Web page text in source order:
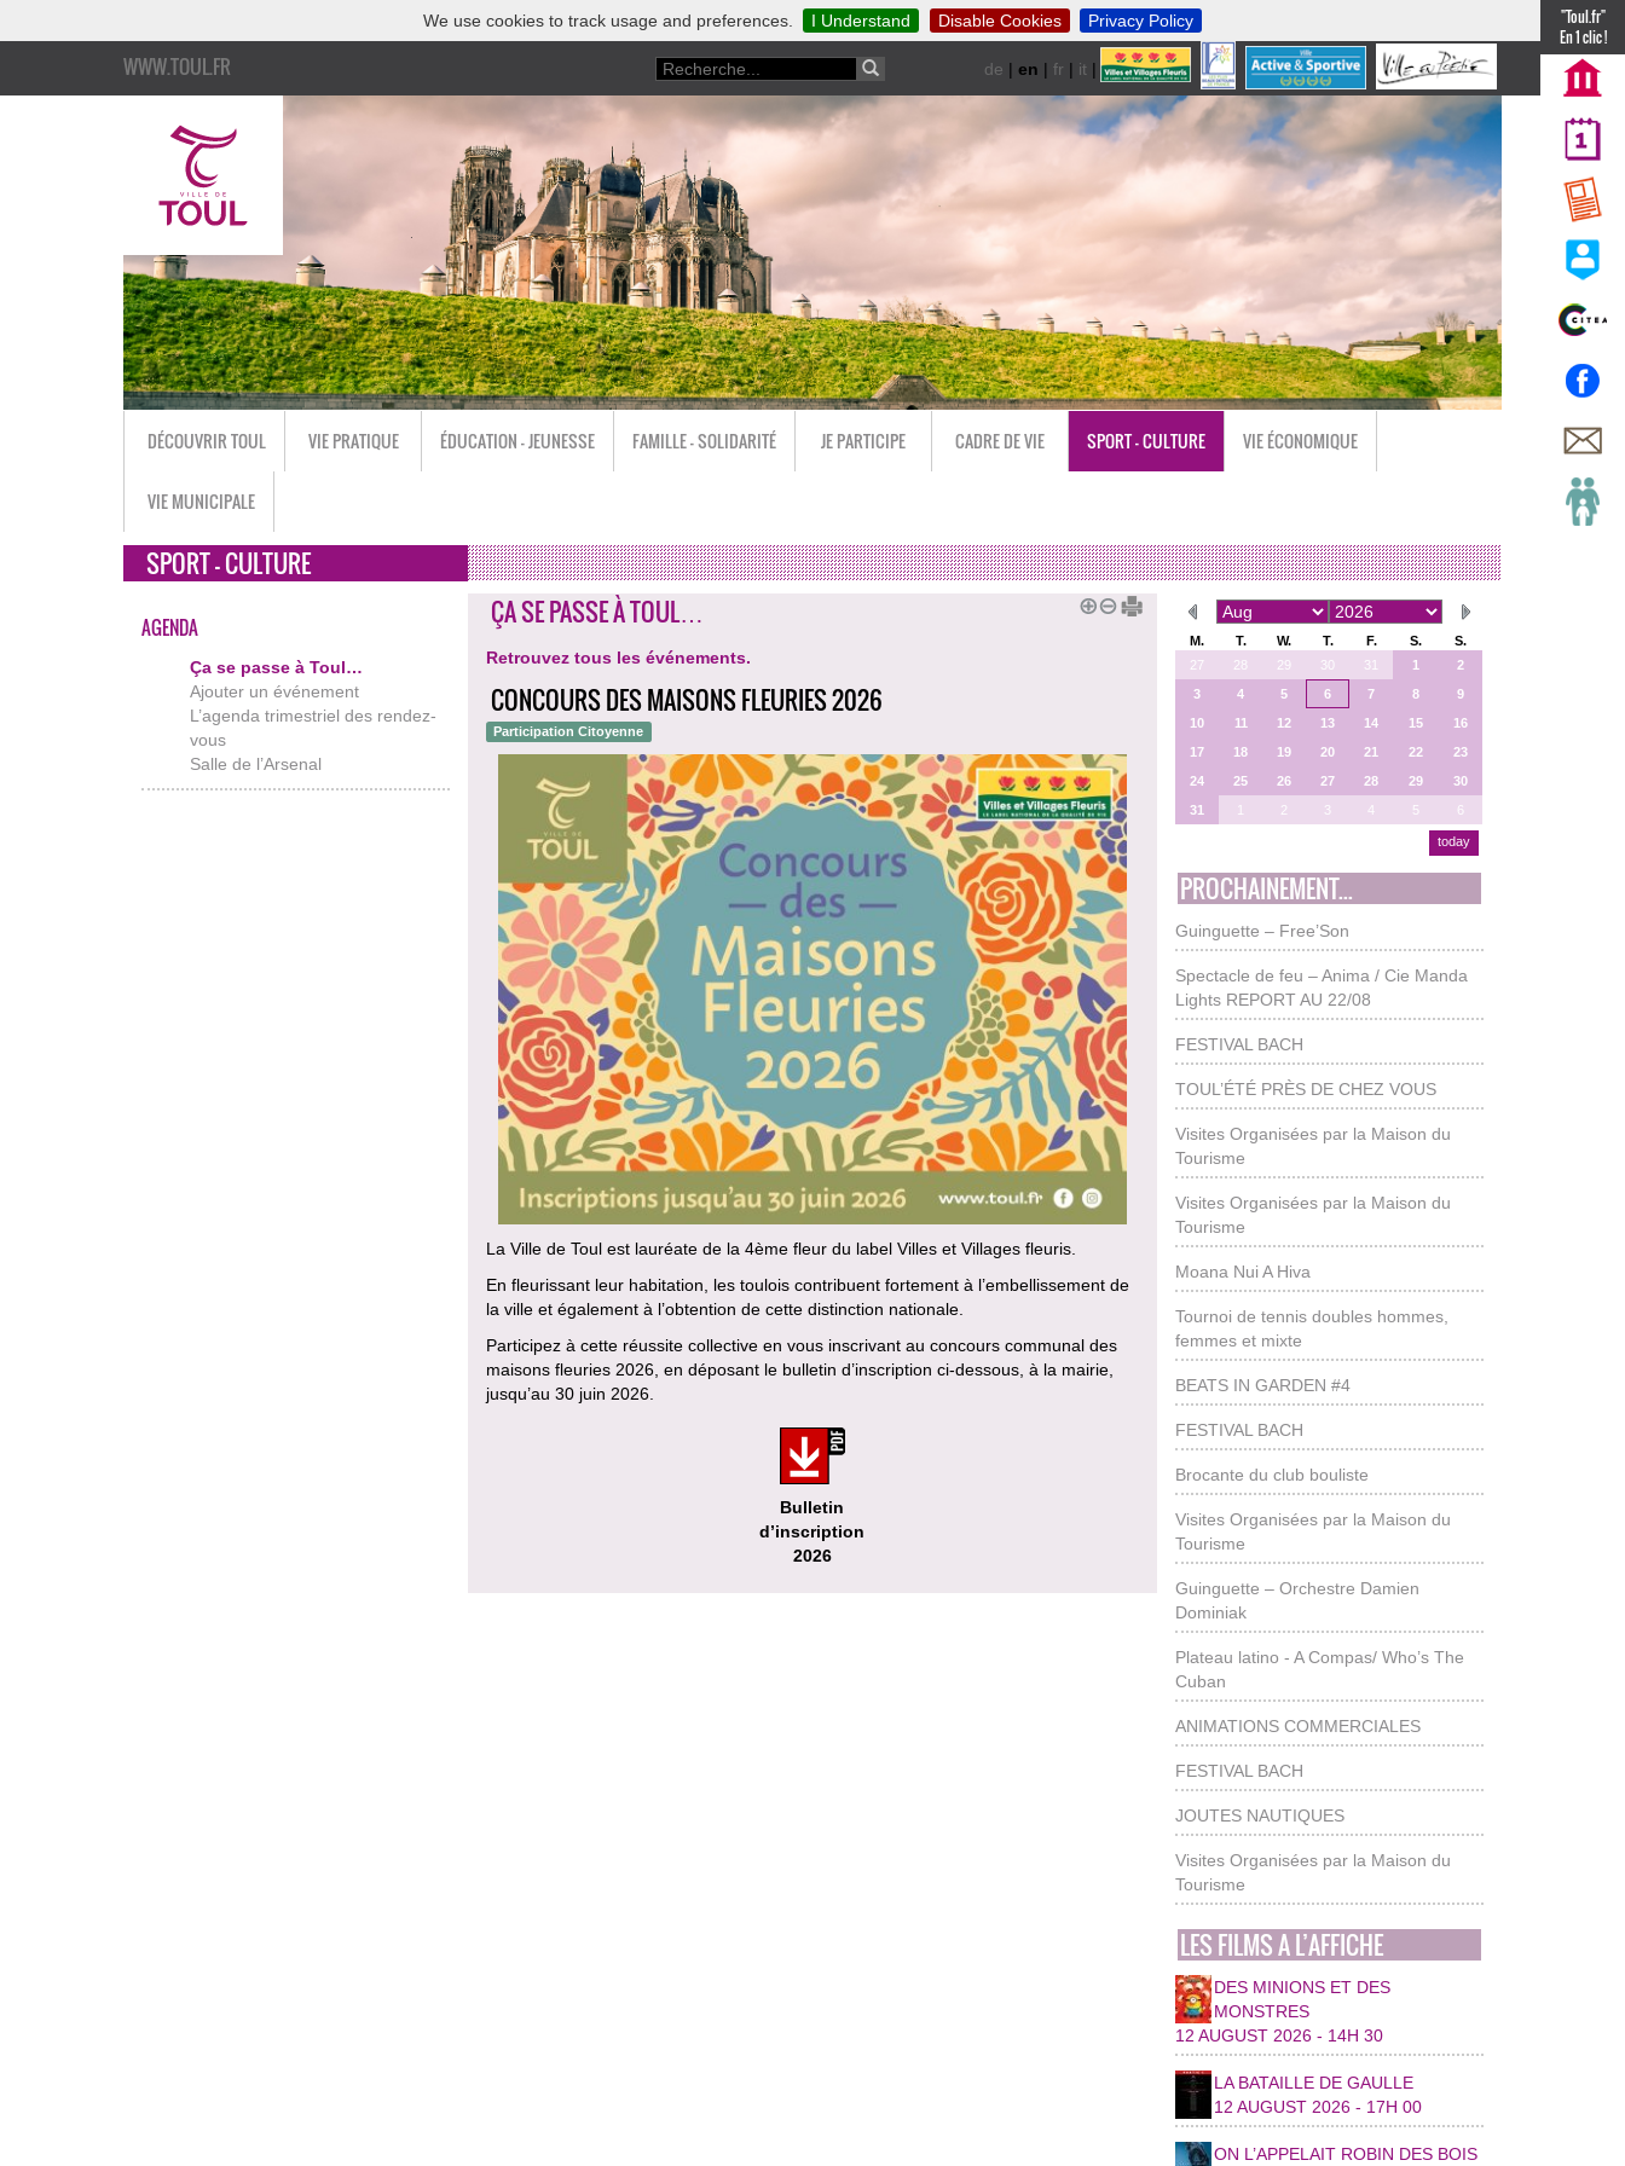
We use cookies to track usage and preferences. I Understand Disable Cookies Privacy Policy
WWW.TOUL.FR de | en | fr | it |nl
"Toul.fr"
En 1 clic !
DÉCOUVRIR TOUL VIE PRATIQUE ÉDUCATION - JEUNESSE FAMILLE - SOLIDARITÉ JE PARTICIPE CADRE DE VIE SPORT - CULTURE VIE ÉCONOMIQUE
VIE MUNICIPALE
SPORT - CULTURE
AGENDA
Ça se passe à Toul…
Ajouter un événement
L’agenda trimestriel des rendez-
vous
Salle de l’Arsenal
ÇA SE PASSE À TOUL…
Retrouvez tous les événements.
CONCOURS DES MAISONS FLEURIES 2026
Participation Citoyenne
La Ville de Toul est lauréate de la 4ème fleur du label Villes et Villages fleuris.
En fleurissant leur habitation, les toulois contribuent fortement à l’embellissement de
la ville et également à l’obtention de cette distinction nationale.
Participez à cette réussite collective en vous inscrivant au concours communal des
maisons fleuries 2026, en déposant le bulletin d’inscription ci-dessous, à la mairie,
jusqu’au 30 juin 2026.
Bulletin
d’inscription
2026
M. T. W. T. F. S.
S.
27
28 29 30 31 1
2
3
4 5 6 7 8
9
10
11 12 13 14 15
16
17
18 19 20 21 22
23
24
25 26 27 28 29
30
31
1 2 3 4 5 6
today
PROCHAINEMENT...
Guinguette – Free’Son
Spectacle de feu – Anima / Cie Manda
Lights REPORT AU 22/08
FESTIVAL BACH
TOUL’ÉTÉ PRÈS DE CHEZ VOUS
Visites Organisées par la Maison du
Tourisme
Visites Organisées par la Maison du
Tourisme
Moana Nui A Hiva
Tournoi de tennis doubles hommes,
femmes et mixte
BEATS IN GARDEN #4
FESTIVAL BACH
Brocante du club bouliste
Visites Organisées par la Maison du
Tourisme
Guinguette – Orchestre Damien
Dominiak
Plateau latino - A Compas/ Who’s The
Cuban
ANIMATIONS COMMERCIALES
FESTIVAL BACH
JOUTES NAUTIQUES
Visites Organisées par la Maison du
Tourisme
LES FILMS A L’AFFICHE
DES MINIONS ET DES
MONSTRES
12 AUGUST 2026 - 14H 30
LA BATAILLE DE GAULLE
12 AUGUST 2026 - 17H 00
ON L’APPELAIT ROBIN DES BOIS